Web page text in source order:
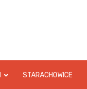
STARACHOWICE